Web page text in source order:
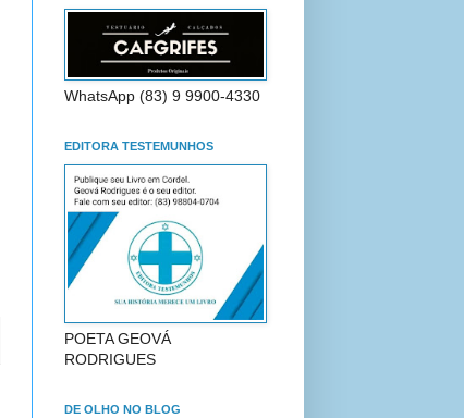
WhatsApp (83) 9 9900-4330
EDITORA TESTEMUNHOS
POETA GEOVÁ
RODRIGUES
DE OLHO NO BLOG